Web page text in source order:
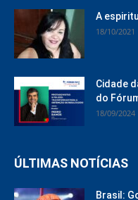
A
18/10/2021
Cidade
do
18/09/2024
ÚLTIMAS NOTÍCIAS
Brasil: